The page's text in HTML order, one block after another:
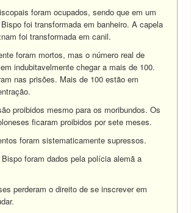
foram ocupados, sendo que em um
foi transformada em banheiro. A capela
foi transformada em canil.
foram mortos, mas o número real de
indubitavelmente chegar a mais de 100.
nas prisões. Mais de 100 estão em
proibidos mesmo para os moribundos. Os
ficaram proibidos por sete meses.
foram sistematicamente supressos.
foram dados pela polícia alemã a
perderam o direito de se inscrever em